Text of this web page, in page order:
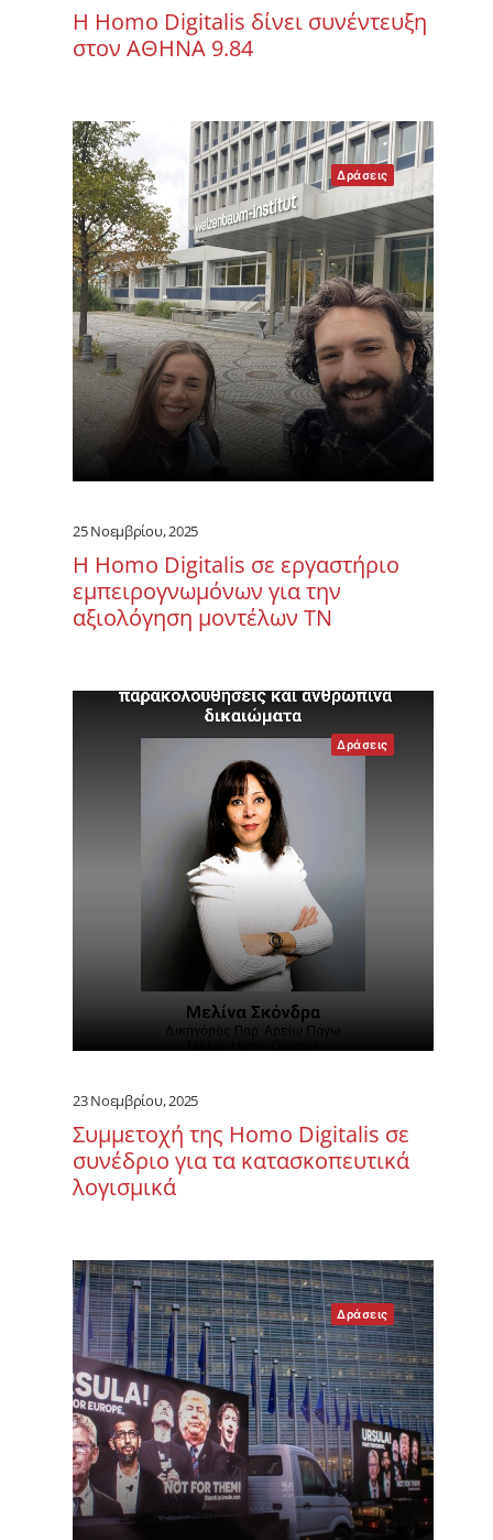
Η Homo Digitalis δίνει συνέντευξη
στον ΑΘΗΝΑ 9.84
Δράσεις
25 Νοεμβρίου, 2025
Η Homo Digitalis σε εργαστήριο
εμπειρογνωμόνων για την
αξιολόγηση μοντέλων ΤΝ
Δράσεις
23 Νοεμβρίου, 2025
Συμμετοχή της Homo Digitalis σε
συνέδριο για τα κατασκοπευτικά
λογισμικά
Δράσεις